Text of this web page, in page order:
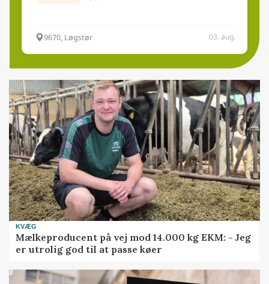
9670, Løgstør 03. aug.
KVÆG
Mælkeproducent på vej mod 14.000 kg EKM: - Jeg
er utrolig god til at passe køer